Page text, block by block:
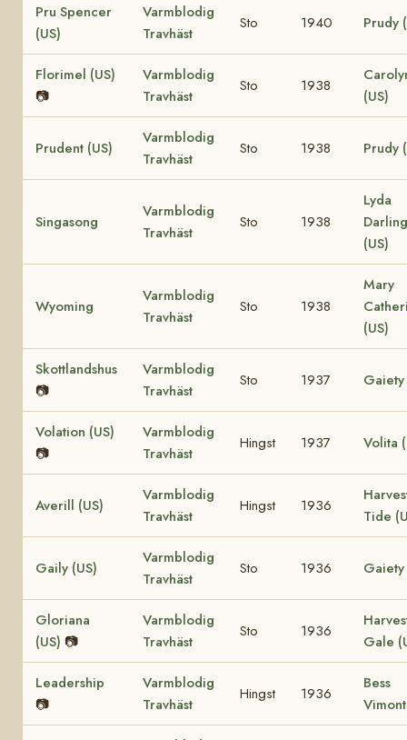
Pru Spencer
(US)
Varmblodig
Travhäst
Sto 1940 Prudy
Florimel (US)
📷
Varmblodig
Travhäst
Sto 1938
(US)
Prudent (US)
Varmblodig
Travhäst
Sto 1938 Prudy
Singasong
Varmblodig
Travhäst
Sto 1938
Lyda
Darling
(US)
Wyoming
Varmblodig
Travhäst
Sto 1938
Mary
(US)
Skottlandshus
📷
Varmblodig
Travhäst
Sto 1937 Gaiety
Volation (US)
📷
Varmblodig
Travhäst
Hingst 1937 Volita
Averill (US)
Varmblodig
Travhäst
Hingst 1936
Tide
Gaily (US)
Varmblodig
Travhäst
Sto 1936 Gaiety
Gloriana
(US) 📷
Varmblodig
Travhäst
Sto 1936
Gale
Leadership
📷
Varmblodig
Travhäst
Hingst 1936
Bess